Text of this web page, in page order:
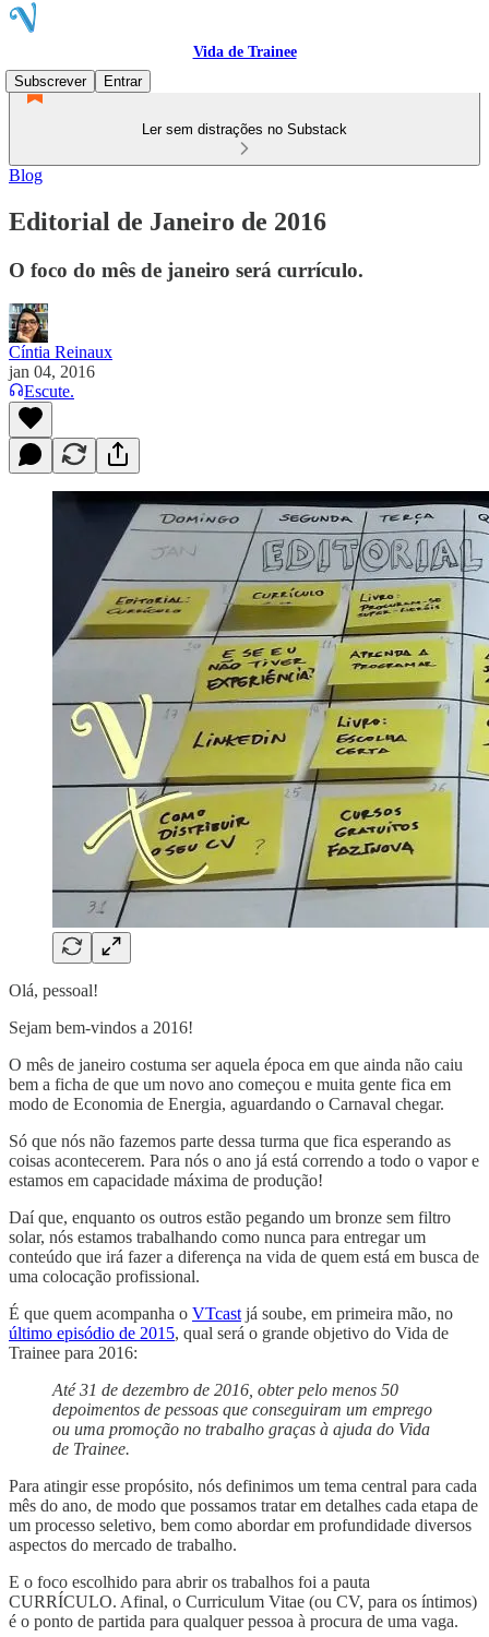
Vida de Trainee
Subscrever
Entrar
Ler sem distrações no Substack
Blog
Editorial de Janeiro de 2016
O foco do mês de janeiro será currículo.
Cíntia Reinaux
jan 04, 2016
Escute.
Olá, pessoal!
Sejam bem-vindos a 2016!
O mês de janeiro costuma ser aquela época em que ainda não caiu
bem a ficha de que um novo ano começou e muita gente fica em
modo de Economia de Energia, aguardando o Carnaval chegar.
Só que nós não fazemos parte dessa turma que fica esperando as
coisas acontecerem. Para nós o ano já está correndo a todo o vapor e
estamos em capacidade máxima de produção!
Daí que, enquanto os outros estão pegando um bronze sem filtro
solar, nós estamos trabalhando como nunca para entregar um
conteúdo que irá fazer a diferença na vida de quem está em busca de
uma colocação profissional.
É que quem acompanha o VTcast já soube, em primeira mão, no
último episódio de 2015, qual será o grande objetivo do Vida de
Trainee para 2016:
Até 31 de dezembro de 2016, obter pelo menos 50
depoimentos de pessoas que conseguiram um emprego
ou uma promoção no trabalho graças à ajuda do Vida
de Trainee.
Para atingir esse propósito, nós definimos um tema central para cada
mês do ano, de modo que possamos tratar em detalhes cada etapa de
um processo seletivo, bem como abordar em profundidade diversos
aspectos do mercado de trabalho.
E o foco escolhido para abrir os trabalhos foi a pauta
CURRÍCULO. Afinal, o Curriculum Vitae (ou CV, para os íntimos)
é o ponto de partida para qualquer pessoa à procura de uma vaga.